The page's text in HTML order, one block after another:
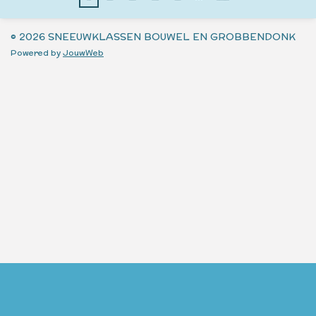
© 2026 SNEEUWKLASSEN BOUWEL EN GROBBENDONK
Powered byJouwWeb